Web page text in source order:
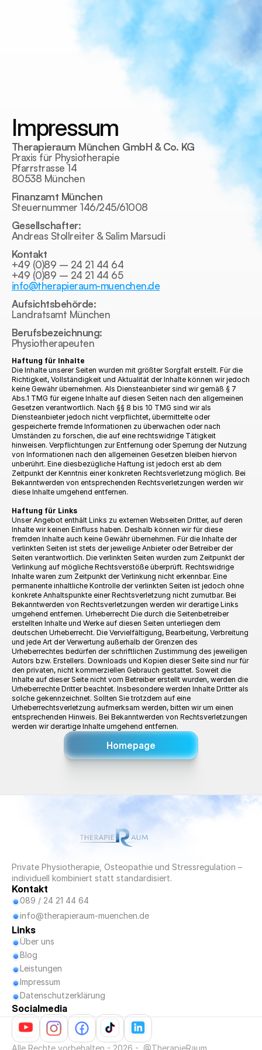
Impressum
Therapieraum München GmbH & Co. KG
Praxis für Physiotherapie
Pfarrstrasse 14
80538 München
Finanzamt München
Steuernummer 146/245/61008
Gesellschafter:
Andreas Stollreiter & Salim Marsudi
Kontakt
+49 (0)89 – 24 21 44 64
+49 (0)89 – 24 21 44 65
info@therapieraum-muenchen.de
Aufsichtsbehörde:
Landratsamt München
Berufsbezeichnung:
Physiotherapeuten
Haftung für Inhalte
Die Inhalte unserer Seiten wurden mit größter Sorgfalt erstellt. Für die
Richtigkeit, Vollständigkeit und Aktualität der Inhalte können wir jedoch
keine Gewähr übernehmen. Als Diensteanbieter sind wir gemäß § 7
Abs.1 TMG für eigene Inhalte auf diesen Seiten nach den allgemeinen
Gesetzen verantwortlich. Nach §§ 8 bis 10 TMG sind wir als
Diensteanbieter jedoch nicht verpflichtet, übermittelte oder
gespeicherte fremde Informationen zu überwachen oder nach
Umständen zu forschen, die auf eine rechtswidrige Tätigkeit
hinweisen. Verpflichtungen zur Entfernung oder Sperrung der Nutzung
von Informationen nach den allgemeinen Gesetzen bleiben hiervon
unberührt. Eine diesbezügliche Haftung ist jedoch erst ab dem
Zeitpunkt der Kenntnis einer konkreten Rechtsverletzung möglich. Bei
Bekanntwerden von entsprechenden Rechtsverletzungen werden wir
diese Inhalte umgehend entfernen.
Haftung für Links
Unser Angebot enthält Links zu externen Webseiten Dritter, auf deren
Inhalte wir keinen Einfluss haben. Deshalb können wir für diese
fremden Inhalte auch keine Gewähr übernehmen. Für die Inhalte der
verlinkten Seiten ist stets der jeweilige Anbieter oder Betreiber der
Seiten verantwortlich. Die verlinkten Seiten wurden zum Zeitpunkt der
Verlinkung auf mögliche Rechtsverstöße überprüft. Rechtswidrige
Inhalte waren zum Zeitpunkt der Verlinkung nicht erkennbar. Eine
permanente inhaltliche Kontrolle der verlinkten Seiten ist jedoch ohne
konkrete Anhaltspunkte einer Rechtsverletzung nicht zumutbar. Bei
Bekanntwerden von Rechtsverletzungen werden wir derartige Links
umgehend entfernen. Urheberrecht Die durch die Seitenbetreiber
erstellten Inhalte und Werke auf diesen Seiten unterliegen dem
deutschen Urheberrecht. Die Vervielfältigung, Bearbeitung, Verbreitung
und jede Art der Verwertung außerhalb der Grenzen des
Urheberrechtes bedürfen der schriftlichen Zustimmung des jeweiligen
Autors bzw. Erstellers. Downloads und Kopien dieser Seite sind nur für
den privaten, nicht kommerziellen Gebrauch gestattet. Soweit die
Inhalte auf dieser Seite nicht vom Betreiber erstellt wurden, werden die
Urheberrechte Dritter beachtet. Insbesondere werden Inhalte Dritter als
solche gekennzeichnet. Sollten Sie trotzdem auf eine
Urheberrechtsverletzung aufmerksam werden, bitten wir um einen
entsprechenden Hinweis. Bei Bekanntwerden von Rechtsverletzungen
werden wir derartige Inhalte umgehend entfernen.
Homepage
Private Physiotherapie, Osteopathie und Stressregulation –
individuell kombiniert statt standardisiert.
Kontakt
089 / 24 21 44 64
info@therapieraum-muenchen.de
Links
Über uns
Blog
Blog
Leistungen
Impressum
Datenschutzerklärung
Socialmedia
Alle Rechte vorbehalten - 2026 -  @TherapieRaum